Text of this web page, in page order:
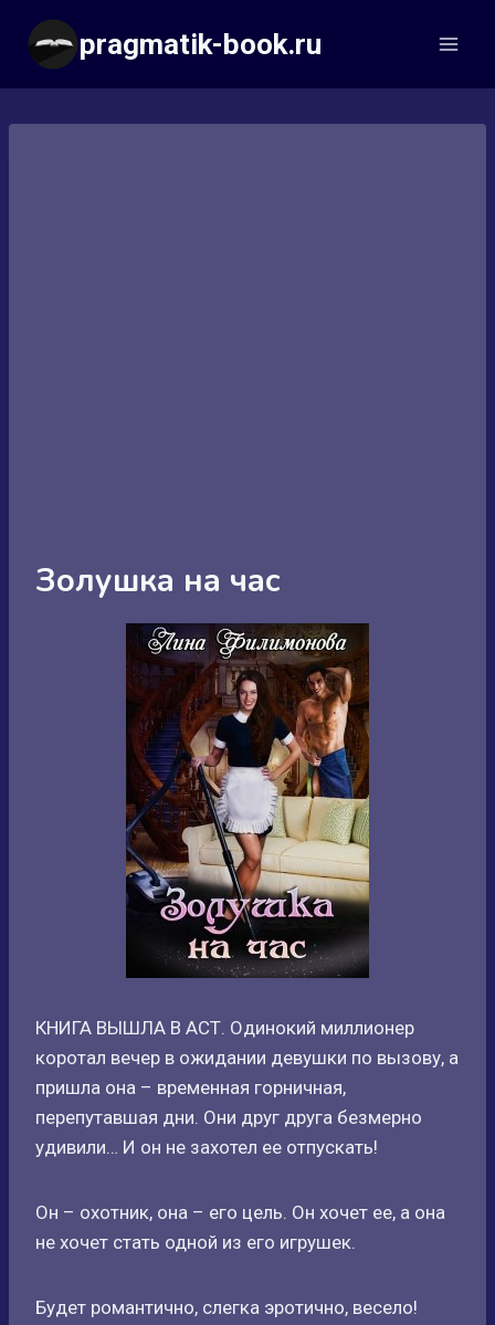
Перейти
содержимому
pragmatik-book.ru
Золушка на час
КНИГА ВЫШЛА В АСТ. Одинокий миллионер
коротал вечер в ожидании девушки по вызову, а
пришла она – временная горничная,
перепутавшая дни. Они друг друга безмерно
удивили… И он не захотел ее отпускать!
Он – охотник, она – его цель. Он хочет ее, а она
не хочет стать одной из его игрушек.
Будет романтично, слегка эротично, весело!